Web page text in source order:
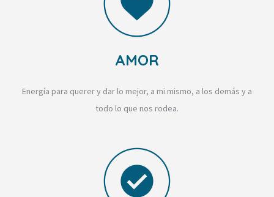
AMOR
Energía para querer y dar lo mejor, a mi mismo, a los demás y a
todo lo que nos rodea.